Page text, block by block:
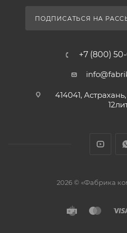
ПОДПИСАТЬСЯ НА
+7 (800)
414041,
2026 © «Фабрика